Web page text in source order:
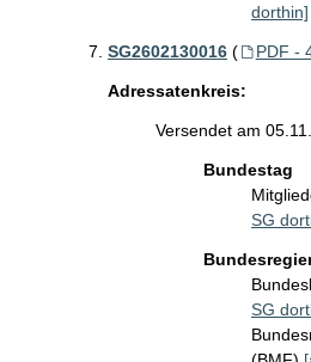
dorthin]
SG2602130016 ( PDF -
Adressatenkreis:
Versendet am
Bundestag
SG
SG